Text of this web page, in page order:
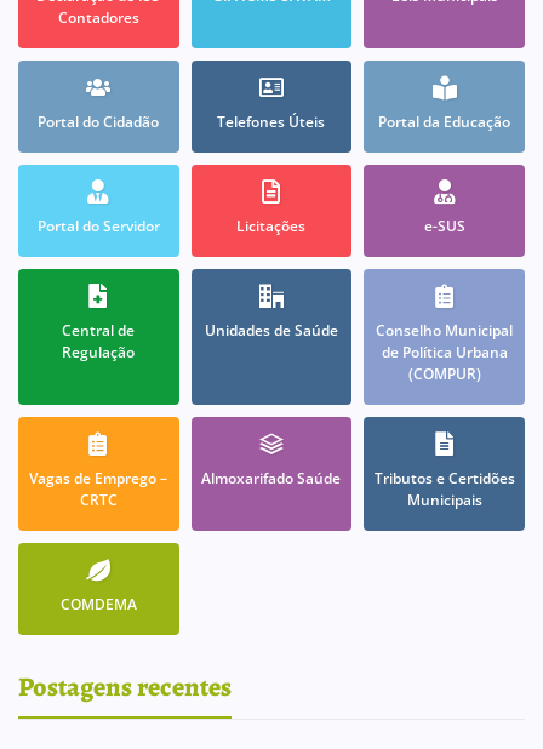
Contadores
Portal do Cidadão Telefones Úteis Portal da Educação
Portal do Servidor Licitações e-SUS
Central de
Regulação
Unidades de Saúde
Conselho Municipal
de Política Urbana
(COMPUR)
Vagas de Emprego –
CRTC
Almoxarifado Saúde
Tributos e Certidões
Municipais
COMDEMA
Postagens recentes